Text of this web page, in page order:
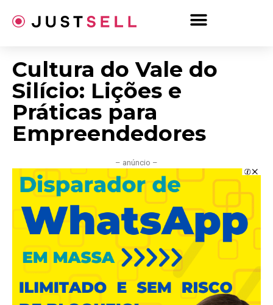
para
Cultura do Vale do
Silício: Lições e
Práticas para
Empreendedores
– anúncio –